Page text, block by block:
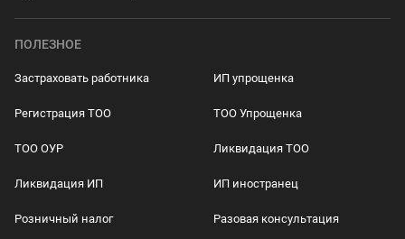
ПОЛЕЗНОЕ
Застраховать работника ИП упрощенка
Регистрация ТОО ТОО Упрощенка
ТОО ОУР Ликвидация ТОО
Ликвидация ИП ИП иностранец
Розничный налог Разовая консультация